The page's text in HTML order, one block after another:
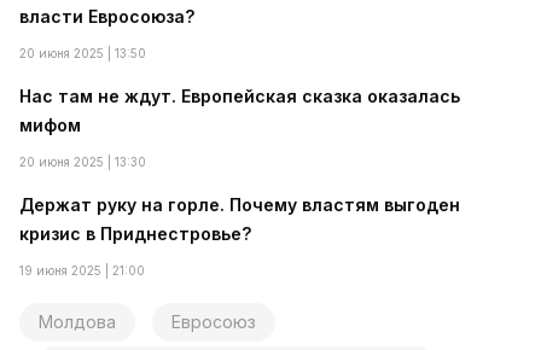
власти Евросоюза?
20 июня 2025 | 13:50
Нас там не ждут. Европейская сказка оказалась
мифом
20 июня 2025 | 13:30
Держат руку на горле. Почему властям выгоден
кризис в Приднестровье?
19 июня 2025 | 21:00
Молдова Евросоюз